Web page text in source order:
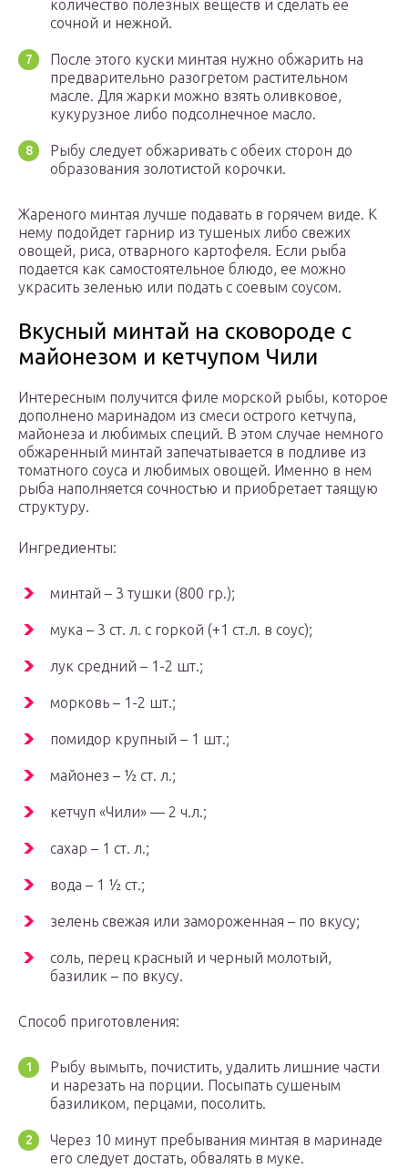
количество полезных веществ и сделать ее
сочной и нежной.
После этого куски минтая нужно обжарить на
предварительно разогретом растительном
масле. Для жарки можно взять оливковое,
кукурузное либо подсолнечное масло.
Рыбу следует обжаривать с обеих сторон до
образования золотистой корочки.
Жареного минтая лучше подавать в горячем виде. К
нему подойдет гарнир из тушеных либо свежих
овощей, риса, отварного картофеля. Если рыба
подается как самостоятельное блюдо, ее можно
украсить зеленью или подать с соевым соусом.
Вкусный минтай на сковороде с
майонезом и кетчупом Чили
Интересным получится филе морской рыбы, которое
дополнено маринадом из смеси острого кетчупа,
майонеза и любимых специй. В этом случае немного
обжаренный минтай запечатывается в подливе из
томатного соуса и любимых овощей. Именно в нем
рыба наполняется сочностью и приобретает таящую
структуру.
Ингредиенты:
минтай – 3 тушки (800 гр.);
мука – 3 ст. л. с горкой (+1 ст.л. в соус);
лук средний – 1-2 шт.;
морковь – 1-2 шт.;
помидор крупный – 1 шт.;
майонез – ½ ст. л.;
кетчуп «Чили» — 2 ч.л.;
сахар – 1 ст. л.;
вода – 1 ½ ст.;
зелень свежая или замороженная – по вкусу;
соль, перец красный и черный молотый,
базилик – по вкусу.
Способ приготовления:
Рыбу вымыть, почистить, удалить лишние части
и нарезать на порции. Посыпать сушеным
базиликом, перцами, посолить.
Через 10 минут пребывания минтая в маринаде
его следует достать, обвалять в муке.